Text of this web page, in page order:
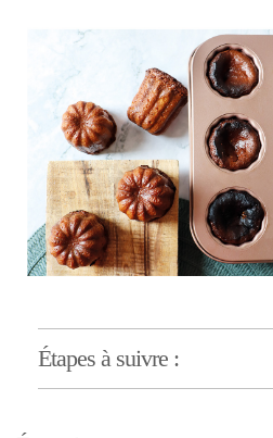
Étapes à suivre :